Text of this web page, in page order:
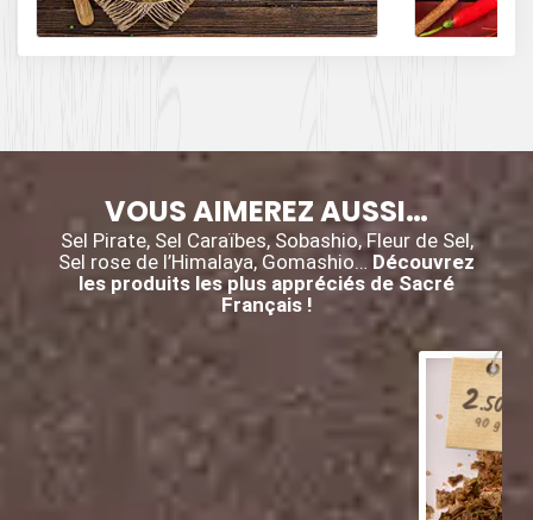
épicées avec du
poivre, du cumin,
et des piments.
VOUS AIMEREZ AUSSI…
Sel Pirate, Sel Caraïbes, Sobashio, Fleur de Sel,
Sel rose de l’Himalaya, Gomashio… Découvrez
les produits les plus appréciés de Sacré
Français !
2.50
90 g